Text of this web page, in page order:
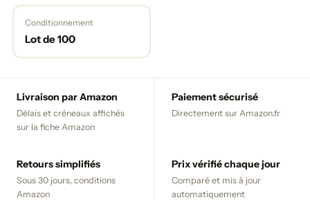
Conditionnement
Lot de 100
Livraison par Amazon
Délais et créneaux affichés
sur la fiche Amazon
Paiement sécurisé
Directement sur Amazon.fr
Retours simplifiés
Sous 30 jours, conditions
Amazon
Prix vérifié chaque jour
Comparé et mis à jour
automatiquement